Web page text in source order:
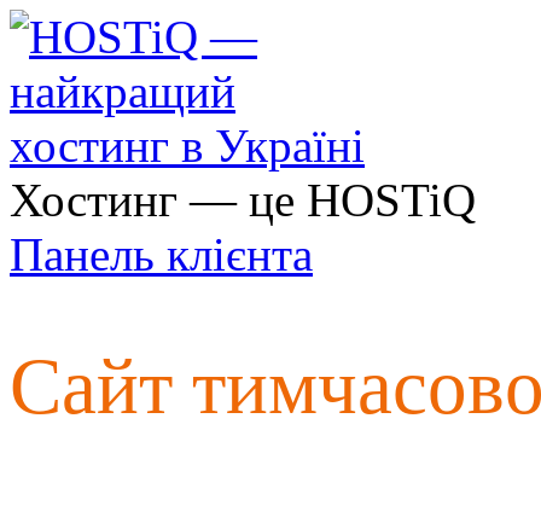
Хостинг — це HOSTiQ
Панель клієнта
Сайт